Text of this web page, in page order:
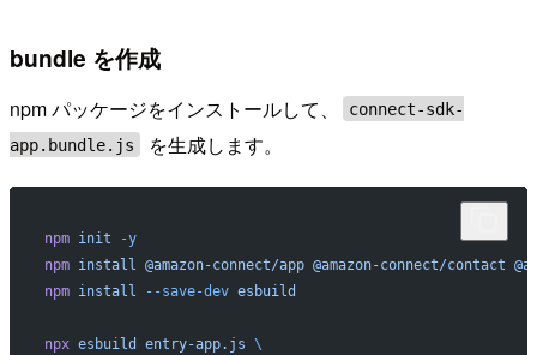
bundle を作成
npm パッケージをインストールして、
connect-sdk-
app.bundle.js
を生成します。
npm init -y
npm install @amazon-connect/app @amazon-connect/contact
npm install --save-dev esbuild
npx esbuild entry-app.js \